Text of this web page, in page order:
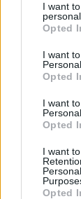
I want
Opted
I want
Opted
I want
Opted
I want
Opted